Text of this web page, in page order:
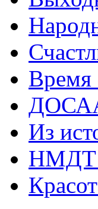
Время
Из
НМДТ